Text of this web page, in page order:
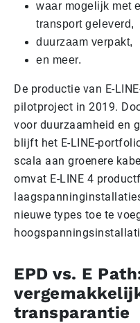
waar mogelijk met
transport geleverd,
duurzaam verpakt,
en meer.
De productie van E-
pilotproject in 2019.
voor duurzaamheid en
blijft het E-LINE-
scala aan groenere
omvat E-LINE 4
nieuwe types toe te
EPD vs. E
transparantie